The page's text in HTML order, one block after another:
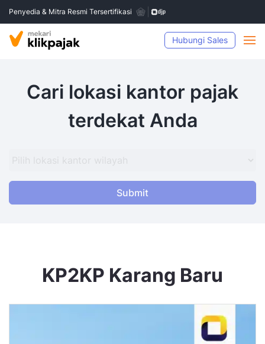
Penyedia & Mitra Resmi Tersertifikasi
Hubungi Sales
Cari lokasi kantor pajak
terdekat Anda
Submit
KP2KP Karang Baru